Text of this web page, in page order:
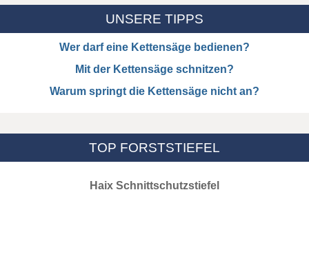
UNSERE TIPPS
Wer darf eine Kettensäge bedienen?
Mit der Kettensäge schnitzen?
Warum springt die Kettensäge nicht an?
TOP FORSTSTIEFEL
Haix Schnittschutzstiefel